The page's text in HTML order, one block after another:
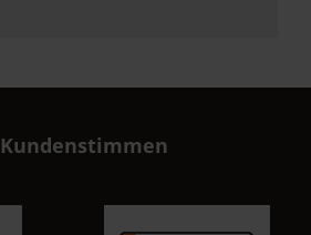
Kundenstimmen